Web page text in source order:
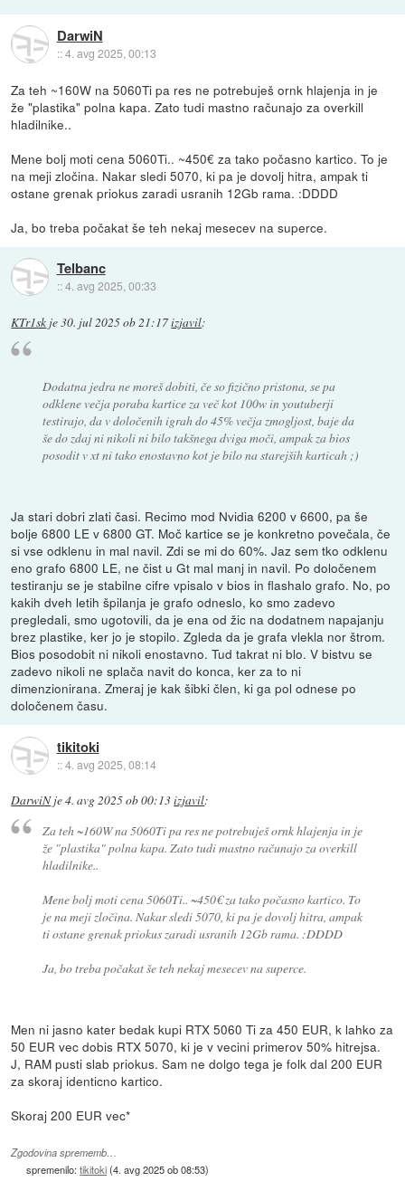
DarwiN
::4. avg 2025, 00:13
Za teh ~160W na 5060Ti pa res ne potrebuješ ornk hlajenja in je
že "plastika" polna kapa. Zato tudi mastno računajo za overkill
hladilnike..
Mene bolj moti cena 5060Ti.. ~450€ za tako počasno kartico. To je
na meji zločina. Nakar sledi 5070, ki pa je dovolj hitra, ampak ti
ostane grenak priokus zaradi usranih 12Gb rama. :DDDD
Ja, bo treba počakat še teh nekaj mesecev na superce.
Telbanc
::4. avg 2025, 00:33
KTr1sk je30. jul 2025 ob 21:17izjavil:
Dodatna jedra ne moreš dobiti, če so fizično pristona, se pa
odklene večja poraba kartice za več kot 100w in youtuberji
testirajo, da v določenih igrah do 45% večja zmogljost, baje da
še do zdaj ni nikoli ni bilo takšnega dviga moči, ampak za bios
posodit v xt ni tako enostavno kot je bilo na starejših karticah ;)
Ja stari dobri zlati časi. Recimo mod Nvidia 6200 v 6600, pa še
bolje 6800 LE v 6800 GT. Moč kartice se je konkretno povečala, če
si vse odklenu in mal navil. Zdi se mi do 60%. Jaz sem tko odklenu
eno grafo 6800 LE, ne čist u Gt mal manj in navil. Po določenem
testiranju se je stabilne cifre vpisalo v bios in flashalo grafo. No, po
kakih dveh letih špilanja je grafo odneslo, ko smo zadevo
pregledali, smo ugotovili, da je ena od žic na dodatnem napajanju
brez plastike, ker jo je stopilo. Zgleda da je grafa vlekla nor štrom.
Bios posodobit ni nikoli enostavno. Tud takrat ni blo. V bistvu se
zadevo nikoli ne splača navit do konca, ker za to ni
dimenzionirana. Zmeraj je kak šibki člen, ki ga pol odnese po
določenem času.
tikitoki
::4. avg 2025, 08:14
DarwiNje4. avg 2025 ob 00:13izjavil:
Za teh ~160W na 5060Ti pa res ne potrebuješ ornk hlajenja in je
že "plastika" polna kapa. Zato tudi mastno računajo za overkill
hladilnike..
Mene bolj moti cena 5060Ti.. ~450€ za tako počasno kartico. To
je na meji zločina. Nakar sledi 5070, ki pa je dovolj hitra, ampak
ti ostane grenak priokus zaradi usranih 12Gb rama. :DDDD
Ja, bo treba počakat še teh nekaj mesecev na superce.
Men ni jasno kater bedak kupi RTX 5060 Ti za 450 EUR, k lahko za
50 EUR vec dobis RTX 5070, ki je v vecini primerov 50% hitrejsa.
J, RAM pusti slab priokus. Sam ne dolgo tega je folk dal 200 EUR
za skoraj identicno kartico.
Skoraj 200 EUR vec*
Zgodovina sprememb…
spremenilo:tikitoki(4. avg 2025 ob 08:53)